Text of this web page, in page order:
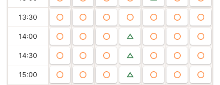
13:30
14:00
14:30
15:00